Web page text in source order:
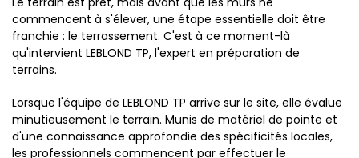
commencent à s'élever, une étape essentielle doit être
franchie : le terrassement. C'est à ce moment-là
qu'intervient LEBLOND TP, l'expert en préparation de
terrains.
Lorsque l'équipe de LEBLOND TP arrive sur le site, elle évalue
minutieusement le terrain. Munis de matériel de pointe et
d'une connaissance approfondie des spécificités locales,
les professionnels commencent par effectuer le